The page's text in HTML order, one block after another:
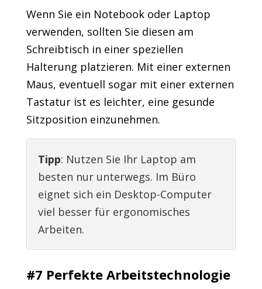
Wenn Sie ein Notebook oder Laptop
verwenden, sollten Sie diesen am
Schreibtisch in einer speziellen
Halterung platzieren. Mit einer externen
Maus, eventuell sogar mit einer externen
Tastatur ist es leichter, eine gesunde
Sitzposition einzunehmen.
Tipp: Nutzen Sie Ihr Laptop am
besten nur unterwegs. Im Büro
eignet sich ein Desktop-Computer
viel besser für ergonomisches
Arbeiten.
#7 Perfekte Arbeitstechnologie